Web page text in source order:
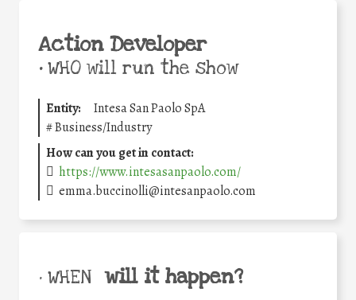
Action Developer
•WHO will run the show
Entity:
Intesa San Paolo SpA
#Business/Industry
How can you get in contact:
https://www.intesasanpaolo.com/
emma.buccinolli@intesanpaolo.com
• WHEN will it happen?